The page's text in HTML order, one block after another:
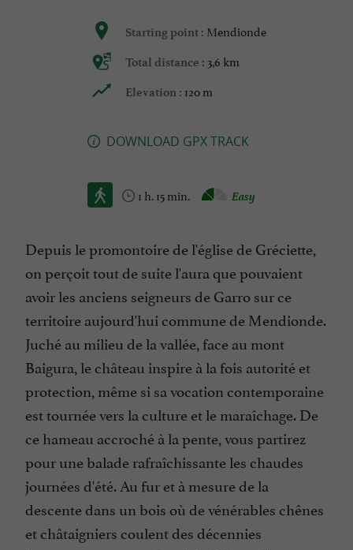
Starting point : Mendionde
Total distance : 3,6 km
Elevation : 120 m
DOWNLOAD GPX TRACK
1 h. 15 min. Easy
Depuis le promontoire de l'église de Gréciette,
on perçoit tout de suite l'aura que pouvaient
avoir les anciens seigneurs de Garro sur ce
territoire aujourd'hui commune de Mendionde.
Juché au milieu de la vallée, face au mont
Baigura, le château inspire à la fois autorité et
protection, même si sa vocation contemporaine
est tournée vers la culture et le maraîchage. De
ce hameau accroché à la pente, vous partirez
pour une balade rafraîchissante les chaudes
journées d'été. Au fur et à mesure de la
descente dans un bois où de vénérables chênes
et châtaigniers coulent des décennies